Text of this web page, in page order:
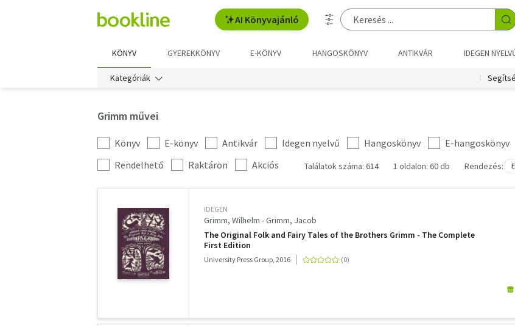
AI Könyvajánló
KÖNYV GYEREKKÖNYV E-KÖNYV HANGOSKÖNYV ANTIKVÁR IDEGEN
Kategóriák
Grimm művei
Kategória
szűrés
Könyv E-könyv Antikvár Idegen nyelvű Hangoskönyv E-hangoskönyv
További
szűrők
Rendelhető Raktáron Akciós Találatok száma: 614 1 oldalon: 60 db Rendezés:
IDEGEN
Grimm, Wilhelm - Grimm, Jacob
The Original Folk and Fairy Tales of the Brothers Grimm - The Complete
First Edition
University Press Group, 2016